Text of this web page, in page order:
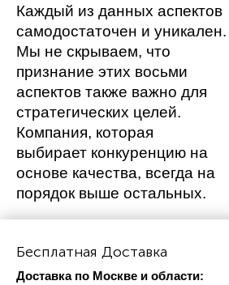
Каждый из данных аспектов
самодостаточен и уникален.
Мы не скрываем, что
признание этих восьми
аспектов также важно для
стратегических целей.
Компания, которая
выбирает конкуренцию на
основе качества, всегда на
порядок выше остальных.
Бесплатная Доставка
Доставка по Москве и области: